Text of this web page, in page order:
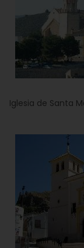
Iglesia de Santa